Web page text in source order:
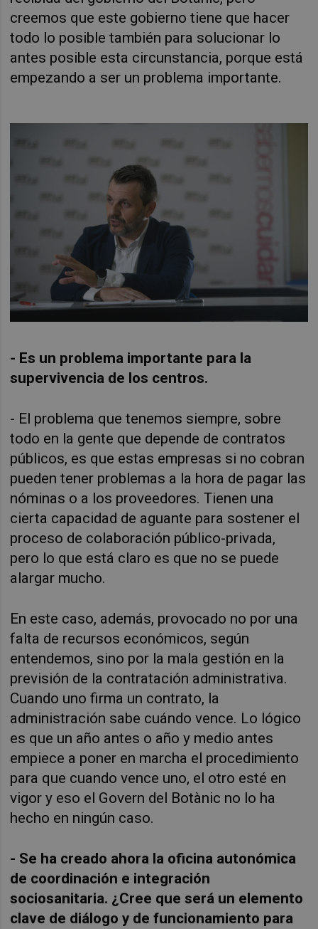
creemos que este gobierno tiene que hacer
todo lo posible también para solucionar lo
antes posible esta circunstancia, porque está
empezando a ser un problema importante.
- Es un problema importante para la
supervivencia de los centros.
- El problema que tenemos siempre, sobre
todo en la gente que depende de contratos
públicos, es que estas empresas si no cobran
pueden tener problemas a la hora de pagar las
nóminas o a los proveedores. Tienen una
cierta capacidad de aguante para sostener el
proceso de colaboración público-privada,
pero lo que está claro es que no se puede
alargar mucho.
En este caso, además, provocado no por una
falta de recursos económicos, según
entendemos, sino por la mala gestión en la
previsión de la contratación administrativa.
Cuando uno firma un contrato, la
administración sabe cuándo vence. Lo lógico
es que un año antes o año y medio antes
empiece a poner en marcha el procedimiento
para que cuando vence uno, el otro esté en
vigor y eso el Govern del Botànic no lo ha
hecho en ningún caso.
- Se ha creado ahora la oficina autonómica
de coordinación e integración
sociosanitaria. ¿Cree que será un elemento
clave de diálogo y de funcionamiento para